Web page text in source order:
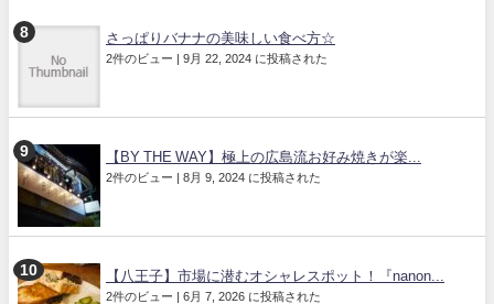
さっぱりバナナの美味しい食べ方☆
2件のビュー | 9月 22, 2024 に投稿された
【BY THE WAY】極上の広島流お好み焼きが楽...
2件のビュー | 8月 9, 2024 に投稿された
【八王子】市場に潜むオシャレスポット！『nanon...
2件のビュー | 6月 7, 2026 に投稿された